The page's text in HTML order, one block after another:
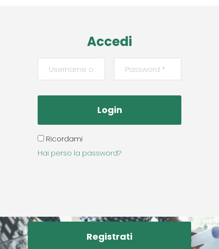
Accedi
Ricordami
Hai perso la password?
Registrati